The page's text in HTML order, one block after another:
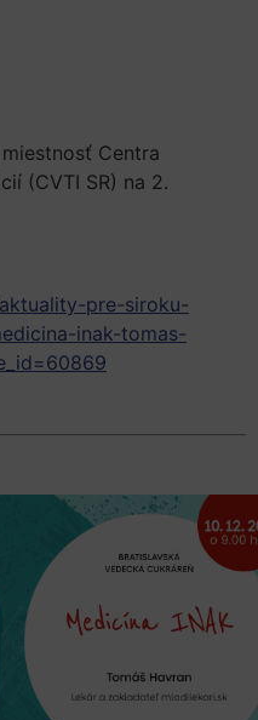
Centra
(CVTI SR) na 2.
pre-siroku-
inak-tomas-